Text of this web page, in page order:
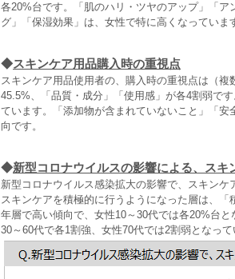
各20%台です。「肌のハリ・ツヤのアップ」「
グ」「保湿効果」は、女性で特に高くなっていま
◆スキンケア用品購入時の重視点
スキンケア用品使用者の、購入時の重視点は（
45.5%、「品質・成分」「使用感」が各4割弱で
ています。「添加物が含まれていないこと」「
向です。
◆新型コロナウイルスの影響による、ス
新型コロナウイルス感染拡大の影響で、スキン
スキンケアを積極的に行うようになった層は、
年層で高い傾向で、女性10～30代では各20%台
30～60代で各1割強、女性70代では2割弱となっ